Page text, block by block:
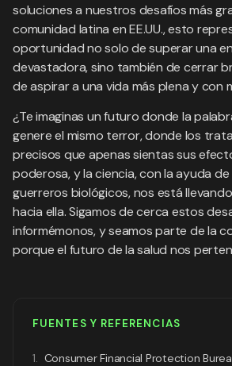
soluciones a nuestros desafíos más
comunidad latina en EE.UU., esto
oportunidad no solo de superar una
devastadora, sino también de cerrar
de aspirar a una vida más plena y con
¿Te imaginas un futuro donde la
genere el mismo terror, donde los
precisos que apenas sientas sus
poderosa, y la ciencia, con la ayuda
guerreros biológicos, nos está
hacia ella. Sigamos de cerca estos
informémonos, y seamos parte de la
porque el futuro de la salud nos
FUENTES Y REFERENCIAS
1. Consumer Financial Protection